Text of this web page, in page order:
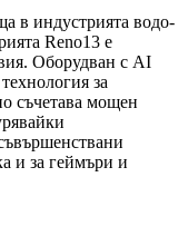
в индустрията водо-
Reno13 е
Оборудван с AI
за
съчетава мощен
и за геймъри и